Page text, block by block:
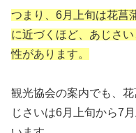
つまり、6月上旬は花菖
に近づくほど、あじさ
性があります。
観光協会の案内でも、
じさいは6月上旬から7